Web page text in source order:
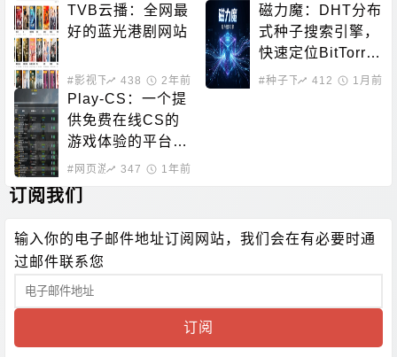
TVB云播：全网最
好的蓝光港剧网站
#影视下载 #在线影音
438 2年前
磁力魔：DHT分布
式种子搜索引擎，
快速定位BitTorre
nt资源
#种子下载 #磁力搜索
412 1月前
Play-CS：一个提
供免费在线CS的
游戏体验的平台，
无需下载即可畅玩
#网页游戏 347 1年前
订阅我们
输入你的电子邮件地址订阅网站，我们会在有必要时通
过邮件联系您
订阅